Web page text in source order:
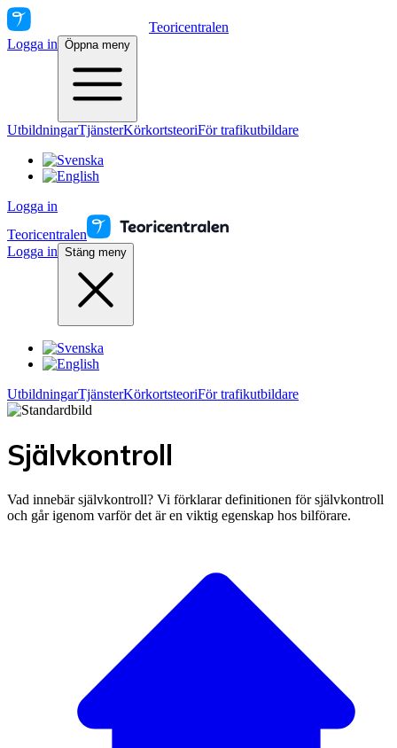
Teoricentralen
Logga in Öppna meny
UtbildningarTjänsterKörkortsteoriFör trafikutbildare
Logga in
Teoricentralen
Logga in Stäng meny
UtbildningarTjänsterKörkortsteoriFör trafikutbildare
Självkontroll
Vad innebär självkontroll? Vi förklarar definitionen för självkontroll
och går igenom varför det är en viktig egenskap hos bilförare.